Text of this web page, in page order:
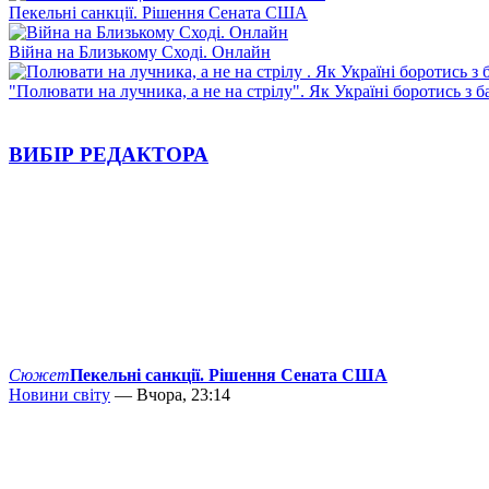
Пекельні санкції. Рішення Сената США
Війна на Близькому Сході. Онлайн
"Полювати на лучника, а не на стрілу". Як Україні боротись з
ВИБІР РЕДАКТОРА
СюжетПекельні санкції. Рішення Сената США
Новини світу — Вчора, 23:14